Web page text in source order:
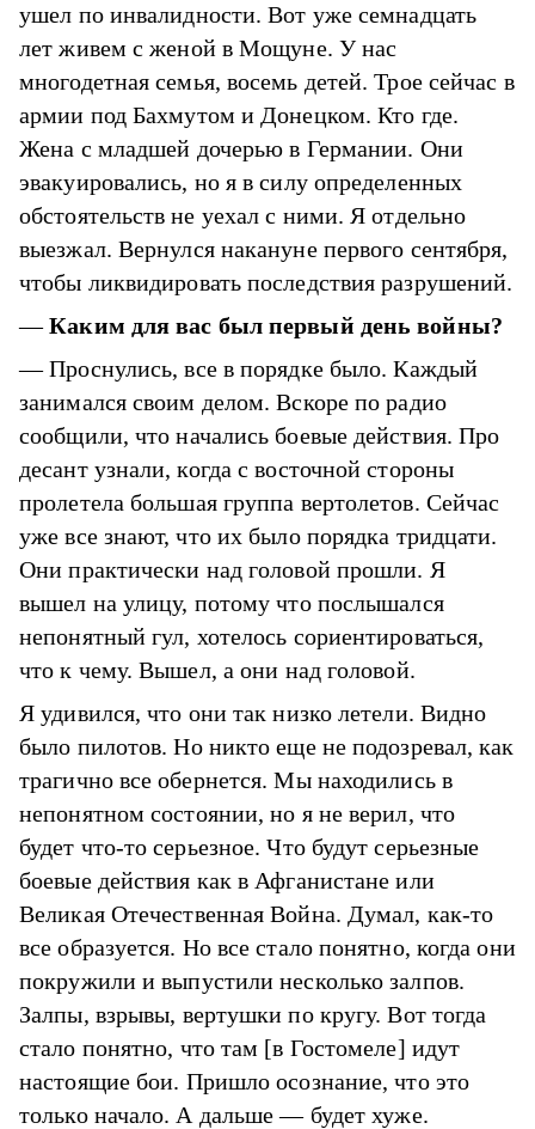
ушел по инвалидности. Вот уже семнадцать
лет живем с женой в Мощуне. У нас
многодетная семья, восемь детей. Трое сейчас в
армии под Бахмутом и Донецком. Кто где.
Жена с младшей дочерью в Германии. Они
эвакуировались, но я в силу определенных
обстоятельств не уехал с ними. Я отдельно
выезжал. Вернулся накануне первого сентября,
чтобы ликвидировать последствия разрушений.
—Каким для вас был первый день войны?
— Проснулись, все в порядке было. Каждый
занимался своим делом. Вскоре по радио
сообщили, что начались боевые действия. Про
десант узнали, когда с восточной стороны
пролетела большая группа вертолетов. Сейчас
уже все знают, что их было порядка тридцати.
Они практически над головой прошли. Я
вышел на улицу, потому что послышался
непонятный гул, хотелось сориентироваться,
что к чему. Вышел, а они над головой.
Я удивился, что они так низко летели. Видно
было пилотов. Но никто еще не подозревал, как
трагично все обернется. Мы находились в
непонятном состоянии, но я не верил, что
будет что-то серьезное. Что будут серьезные
боевые действия как в Афганистане или
Великая Отечественная Война. Думал, как-то
все образуется. Но все стало понятно, когда они
покружили и выпустили несколько залпов.
Залпы, взрывы, вертушки по кругу. Вот тогда
стало понятно, что там [в Гостомеле] идут
настоящие бои. Пришло осознание, что это
только начало. А дальше — будет хуже.